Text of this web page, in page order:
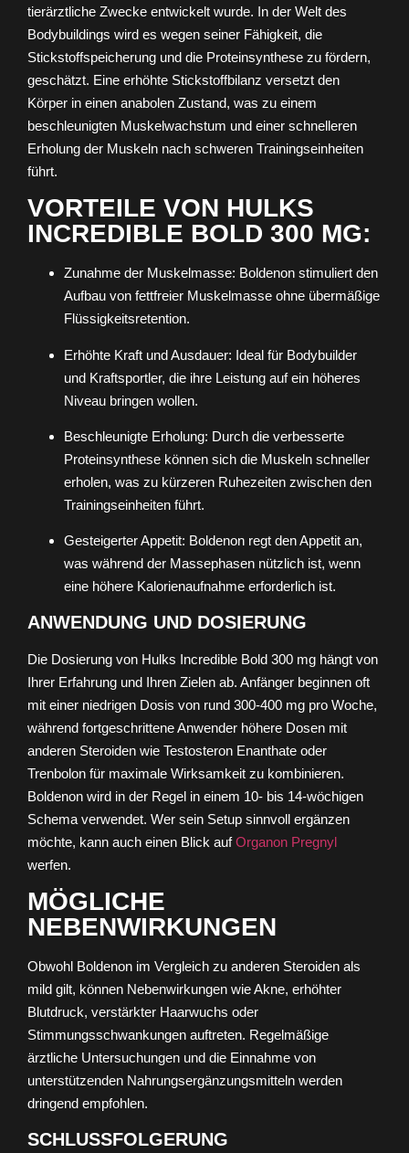
tierärztliche Zwecke entwickelt wurde. In der Welt des
Bodybuildings wird es wegen seiner Fähigkeit, die
Stickstoffspeicherung und die Proteinsynthese zu fördern,
geschätzt. Eine erhöhte Stickstoffbilanz versetzt den
Körper in einen anabolen Zustand, was zu einem
beschleunigten Muskelwachstum und einer schnelleren
Erholung der Muskeln nach schweren Trainingseinheiten
führt.
VORTEILE VON HULKS
INCREDIBLE BOLD 300 MG:
Zunahme der Muskelmasse: Boldenon stimuliert den
Aufbau von fettfreier Muskelmasse ohne übermäßige
Flüssigkeitsretention.
Erhöhte Kraft und Ausdauer: Ideal für Bodybuilder
und Kraftsportler, die ihre Leistung auf ein höheres
Niveau bringen wollen.
Beschleunigte Erholung: Durch die verbesserte
Proteinsynthese können sich die Muskeln schneller
erholen, was zu kürzeren Ruhezeiten zwischen den
Trainingseinheiten führt.
Gesteigerter Appetit: Boldenon regt den Appetit an,
was während der Massephasen nützlich ist, wenn
eine höhere Kalorienaufnahme erforderlich ist.
ANWENDUNG UND DOSIERUNG
Die Dosierung von Hulks Incredible Bold 300 mg hängt von
Ihrer Erfahrung und Ihren Zielen ab. Anfänger beginnen oft
mit einer niedrigen Dosis von rund 300-400 mg pro Woche,
während fortgeschrittene Anwender höhere Dosen mit
anderen Steroiden wie Testosteron Enanthate oder
Trenbolon für maximale Wirksamkeit zu kombinieren.
Boldenon wird in der Regel in einem 10- bis 14-wöchigen
Schema verwendet. Wer sein Setup sinnvoll ergänzen
möchte, kann auch einen Blick aufOrganon Pregnyl
werfen.
MÖGLICHE
NEBENWIRKUNGEN
Obwohl Boldenon im Vergleich zu anderen Steroiden als
mild gilt, können Nebenwirkungen wie Akne, erhöhter
Blutdruck, verstärkter Haarwuchs oder
Stimmungsschwankungen auftreten. Regelmäßige
ärztliche Untersuchungen und die Einnahme von
unterstützenden Nahrungsergänzungsmitteln werden
dringend empfohlen.
SCHLUSSFOLGERUNG